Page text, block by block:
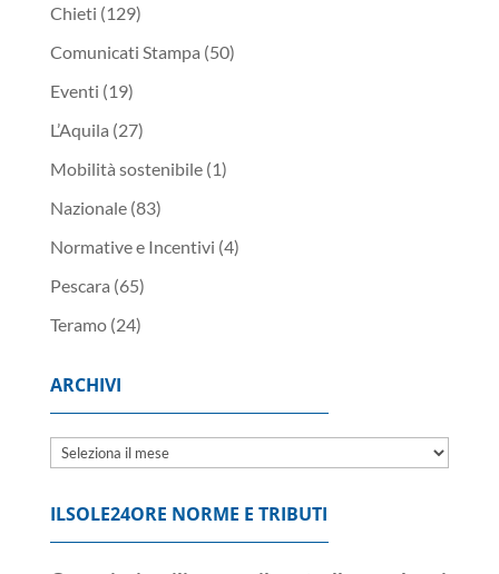
Chieti (129)
Comunicati Stampa (50)
Eventi (19)
L’Aquila (27)
Mobilità sostenibile(1)
Nazionale(83)
Normative e Incentivi (4)
Pescara (65)
Teramo(24)
ARCHIVI
Archivi
ILSOLE24ORE NORME E TRIBUTI